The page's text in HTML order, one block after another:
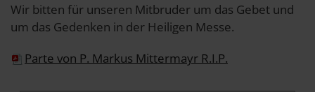
Wir bitten für unseren Mitbruder um das Gebet und
um das Gedenken in der Heiligen Messe.
Parte von P. Markus Mittermayr R.I.P.